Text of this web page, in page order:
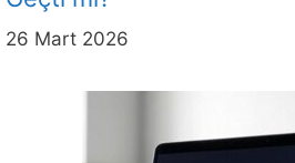
26 Mart 2026